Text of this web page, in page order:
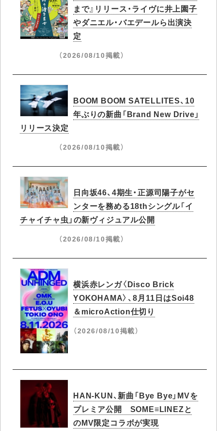
まで』リリース・ライヴに井上園子
やダニエル・バエデールら出演決
定
（2026/08/10掲載）
BOOM BOOM SATELLITES、10
年ぶりの新曲「Brand New Drive」
リリース決定
（2026/08/10掲載）
日向坂46、4期生・正源司陽子がセ
ンターを務める18thシングル「イ
チャイチャ虫」の新ヴィジュアル公開
（2026/08/10掲載）
横浜赤レンガ〈Disco Brick
YOKOHAMA〉、8月11日はSoi48
＆microAction仕切り
（2026/08/10掲載）
HAN-KUN、新曲「Bye Bye」MVを
プレミア公開 SOME≡LINEZと
のMV限定コラボが実現